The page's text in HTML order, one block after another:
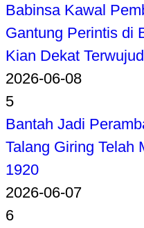
Babinsa Kawal
Gantung Perintis di
Kian Dekat Terwujud
2026-06-08
5
Bantah Jadi
Talang Giring Telah
1920
2026-06-07
6